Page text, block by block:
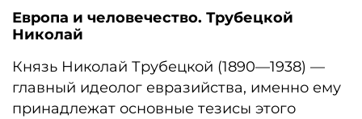
Европа и человечество. Трубецкой
Николай
Князь Николай Трубецкой (1890—1938) —
главный идеолог евразийства, именно ему
принадлежат основные тезисы этого